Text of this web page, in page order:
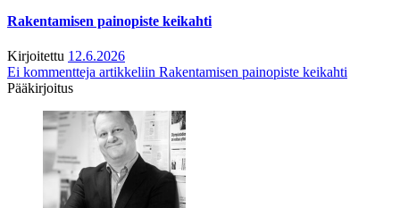
Rakentamisen painopiste keikahti
Kirjoitettu 12.6.2026
Ei kommentteja artikkeliin Rakentamisen painopiste keikahti
Pääkirjoitus